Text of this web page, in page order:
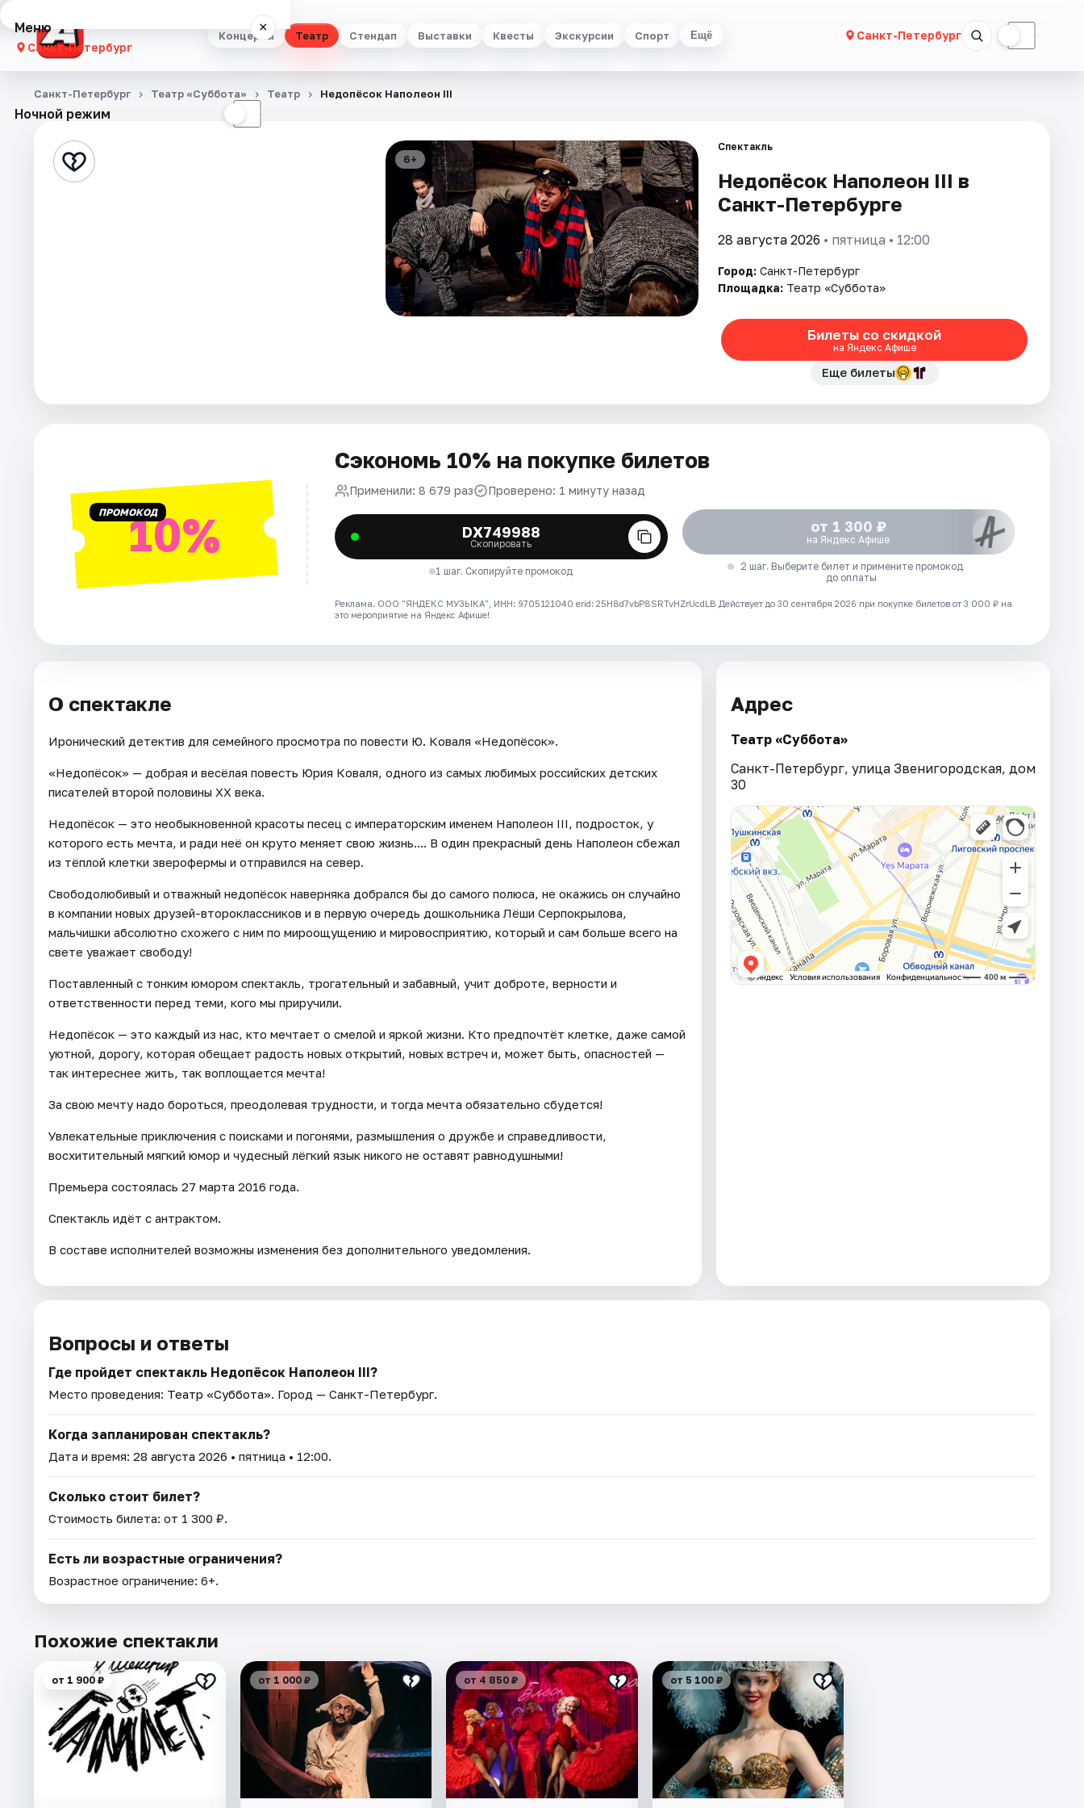
Концерты Театр Стендап Выставки Квесты Экскурсии Спорт Ещё Санкт-Петербург ☾
Меню ×
Санкт-Петербург
Концерты
Стендап
Города
Рейтинги
Ночной режим ☾
Санкт-Петербург Театр «Суббота» Театр Недопёсок Наполеон III
6+
Спектакль
Недопёсок Наполеон III в
Санкт-Петербурге
28 августа 2026 • пятница • 12:00
Город: Санкт-Петербург
Площадка: Театр «Суббота»
Билеты со скидкой
на Яндекс Афише
Еще билеты
ПРОМОКОД10%
Сэкономь 10% на покупке билетов
Применили: 8 679 раз Проверено: 1 минуту назад
DX749988
Скопировать
1 шаг. Скопируйте промокод
от 1 300 ₽
на Яндекс Афише
2 шаг. Выберите билет и примените промокод
до оплаты
Реклама. ООО "ЯНДЕКС МУЗЫКА", ИНН: 9705121040 erid: 25H8d7vbP8SRTvHZrUcdLB Действует до 30 сентября 2026 при покупке билетов от 3 000 ₽ на
это мероприятие на Яндекс Афише!
О спектакле
Иронический детектив для семейного просмотра по повести Ю. Коваля «Недопёсок».
«Недопёсок» — добрая и весёлая повесть Юрия Коваля, одного из самых любимых российских детских
писателей второй половины XX века.
Недопёсок — это необыкновенной красоты песец с императорским именем Наполеон III, подросток, у
которого есть мечта, и ради неё он круто меняет свою жизнь.... В один прекрасный день Наполеон сбежал
из тёплой клетки зверофермы и отправился на север.
Свободолюбивый и отважный недопёсок наверняка добрался бы до самого полюса, не окажись он случайно
в компании новых друзей-второклассников и в первую очередь дошкольника Лёши Серпокрылова,
мальчишки абсолютно схожего с ним по мироощущению и мировосприятию, который и сам больше всего на
свете уважает свободу!
Поставленный с тонким юмором спектакль, трогательный и забавный, учит доброте, верности и
ответственности перед теми, кого мы приручили.
Недопёсок — это каждый из нас, кто мечтает о смелой и яркой жизни. Кто предпочтёт клетке, даже самой
уютной, дорогу, которая обещает радость новых открытий, новых встреч и, может быть, опасностей —
так интереснее жить, так воплощается мечта!
За свою мечту надо бороться, преодолевая трудности, и тогда мечта обязательно сбудется!
Увлекательные приключения с поисками и погонями, размышления о дружбе и справедливости,
восхитительный мягкий юмор и чудесный лёгкий язык никого не оставят равнодушными!
Премьера состоялась 27 марта 2016 года.
Спектакль идёт с антрактом.
В составе исполнителей возможны изменения без дополнительного уведомления.
Адрес
Театр «Суббота»
Санкт-Петербург, улица Звенигородская, дом
30
Вопросы и ответы
Где пройдет спектакль Недопёсок Наполеон III?
Место проведения: Театр «Суббота». Город — Санкт-Петербург.
Когда запланирован спектакль?
Дата и время: 28 августа 2026 • пятница • 12:00.
Сколько стоит билет?
Стоимость билета: от 1 300 ₽.
Есть ли возрастные ограничения?
Возрастное ограничение: 6+.
Похожие спектакли
от 1 900 ₽ от 1 000 ₽ от 4 850 ₽ от 5 100 ₽